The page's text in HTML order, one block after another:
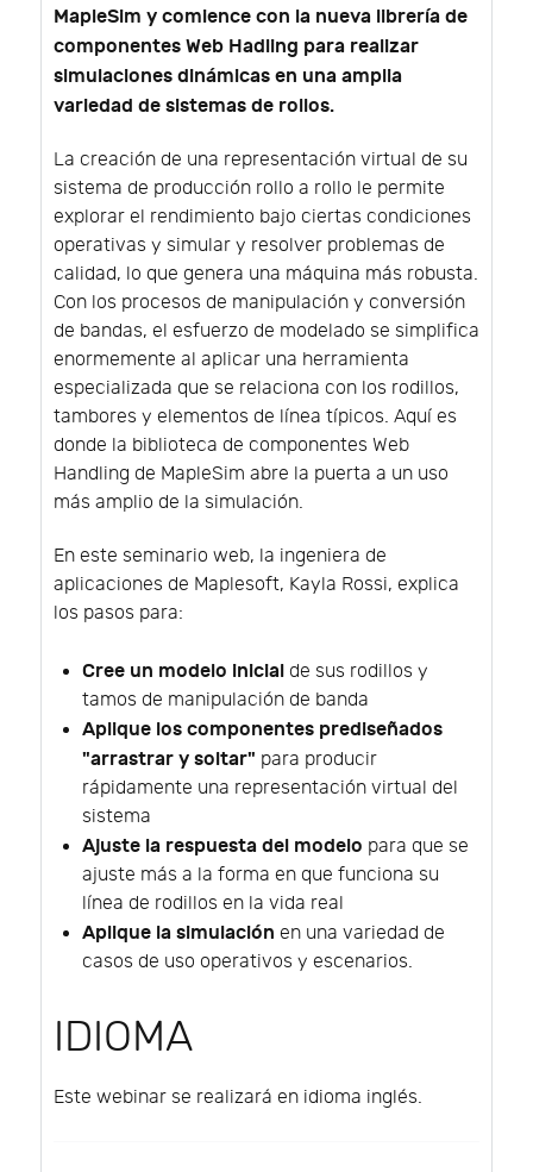
MapleSim y comience con la nueva librería de
componentes Web Hadling para realizar
simulaciones dinámicas en una amplia
variedad de sistemas de rollos.
La creación de una representación virtual de su
sistema de producción rollo a rollo le permite
explorar el rendimiento bajo ciertas condiciones
operativas y simular y resolver problemas de
calidad, lo que genera una máquina más robusta.
Con los procesos de manipulación y conversión
de bandas, el esfuerzo de modelado se simplifica
enormemente al aplicar una herramienta
especializada que se relaciona con los rodillos,
tambores y elementos de línea típicos. Aquí es
donde la biblioteca de componentes Web
Handling de MapleSim abre la puerta a un uso
más amplio de la simulación.
En este seminario web, la ingeniera de
aplicaciones de Maplesoft, Kayla Rossi, explica
los pasos para:
Cree un modelo inicial de sus rodillos y
tamos de manipulación de banda
Aplique los componentes prediseñados
"arrastrar y soltar" para producir
rápidamente una representación virtual del
sistema
Ajuste la respuesta del modelo para que se
ajuste más a la forma en que funciona su
línea de rodillos en la vida real
Aplique la simulación en una variedad de
casos de uso operativos y escenarios.
IDIOMA
Este webinar se realizará en idioma inglés.